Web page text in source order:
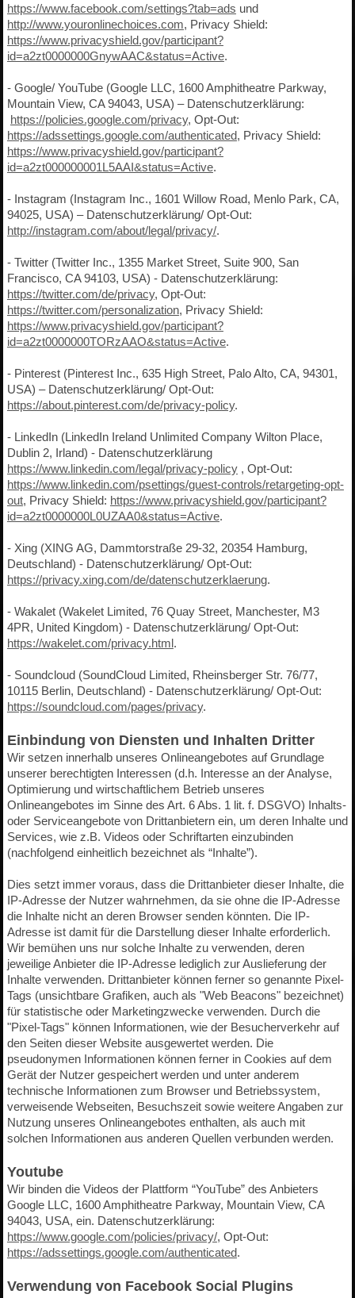
https://www.facebook.com/settings?tab=ads und
http://www.youronlinechoices.com, Privacy Shield:
https://www.privacyshield.gov/participant?
id=a2zt0000000GnywAAC&status=Active.
- Google/ YouTube (Google LLC, 1600 Amphitheatre Parkway,
Mountain View, CA 94043, USA) – Datenschutzerklärung:
https://policies.google.com/privacy, Opt-Out:
https://adssettings.google.com/authenticated, Privacy Shield:
https://www.privacyshield.gov/participant?
id=a2zt000000001L5AAI&status=Active.
- Instagram (Instagram Inc., 1601 Willow Road, Menlo Park, CA,
94025, USA) – Datenschutzerklärung/ Opt-Out:
http://instagram.com/about/legal/privacy/.
- Twitter (Twitter Inc., 1355 Market Street, Suite 900, San
Francisco, CA 94103, USA) - Datenschutzerklärung:
https://twitter.com/de/privacy, Opt-Out:
https://twitter.com/personalization, Privacy Shield:
https://www.privacyshield.gov/participant?
id=a2zt0000000TORzAAO&status=Active.
- Pinterest (Pinterest Inc., 635 High Street, Palo Alto, CA, 94301,
USA) – Datenschutzerklärung/ Opt-Out:
https://about.pinterest.com/de/privacy-policy.
- LinkedIn (LinkedIn Ireland Unlimited Company Wilton Place,
Dublin 2, Irland) - Datenschutzerklärung
https://www.linkedin.com/legal/privacy-policy, Opt-Out:
https://www.linkedin.com/psettings/guest-controls/retargeting-opt-
out, Privacy Shield: https://www.privacyshield.gov/participant?
id=a2zt0000000L0UZAA0&status=Active.
- Xing (XING AG, Dammtorstraße 29-32, 20354 Hamburg,
Deutschland) - Datenschutzerklärung/ Opt-Out:
https://privacy.xing.com/de/datenschutzerklaerung.
- Wakalet (Wakelet Limited, 76 Quay Street, Manchester, M3
4PR, United Kingdom) - Datenschutzerklärung/ Opt-Out:
https://wakelet.com/privacy.html.
- Soundcloud (SoundCloud Limited, Rheinsberger Str. 76/77,
10115 Berlin, Deutschland) - Datenschutzerklärung/ Opt-Out:
https://soundcloud.com/pages/privacy.
Einbindung von Diensten und Inhalten Dritter
Wir setzen innerhalb unseres Onlineangebotes auf Grundlage
unserer berechtigten Interessen (d.h. Interesse an der Analyse,
Optimierung und wirtschaftlichem Betrieb unseres
Onlineangebotes im Sinne des Art. 6 Abs. 1 lit. f. DSGVO) Inhalts-
oder Serviceangebote von Drittanbietern ein, um deren Inhalte und
Services, wie z.B. Videos oder Schriftarten einzubinden
(nachfolgend einheitlich bezeichnet als “Inhalte”).
Dies setzt immer voraus, dass die Drittanbieter dieser Inhalte, die
IP-Adresse der Nutzer wahrnehmen, da sie ohne die IP-Adresse
die Inhalte nicht an deren Browser senden könnten. Die IP-
Adresse ist damit für die Darstellung dieser Inhalte erforderlich.
Wir bemühen uns nur solche Inhalte zu verwenden, deren
jeweilige Anbieter die IP-Adresse lediglich zur Auslieferung der
Inhalte verwenden. Drittanbieter können ferner so genannte Pixel-
Tags (unsichtbare Grafiken, auch als "Web Beacons" bezeichnet)
für statistische oder Marketingzwecke verwenden. Durch die
"Pixel-Tags" können Informationen, wie der Besucherverkehr auf
den Seiten dieser Website ausgewertet werden. Die
pseudonymen Informationen können ferner in Cookies auf dem
Gerät der Nutzer gespeichert werden und unter anderem
technische Informationen zum Browser und Betriebssystem,
verweisende Webseiten, Besuchszeit sowie weitere Angaben zur
Nutzung unseres Onlineangebotes enthalten, als auch mit
solchen Informationen aus anderen Quellen verbunden werden.
Youtube
Wir binden die Videos der Plattform “YouTube” des Anbieters
Google LLC, 1600 Amphitheatre Parkway, Mountain View, CA
94043, USA, ein. Datenschutzerklärung:
https://www.google.com/policies/privacy/, Opt-Out:
https://adssettings.google.com/authenticated.
Verwendung von Facebook Social Plugins